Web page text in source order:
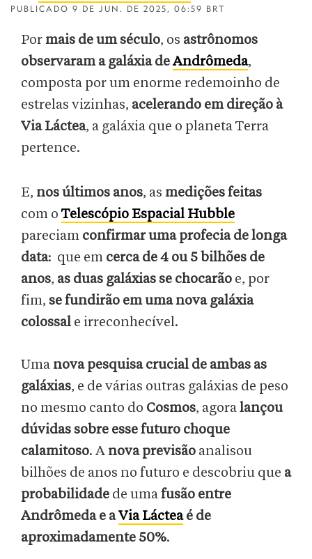
PUBLICADO 9 DE JUN. DE 2025, 06:59 BRT
Por mais de um século, os astrônomos
observaram a galáxia deAndrômeda,
composta por um enorme redemoinho de
estrelas vizinhas, acelerando em direção à
Via Láctea, a galáxia que o planeta Terra
pertence.
E, nos últimos anos, as medições feitas
com o Telescópio Espacial Hubble
pareciam confirmar uma profecia de longa
data: que em cerca de 4 ou 5 bilhões de
anos, as duas galáxias se chocarão e, por
fim, se fundirão em uma nova galáxia
colossal e irreconhecível.
Uma nova pesquisa crucial de ambas as
galáxias, e de várias outras galáxias de peso
no mesmo canto do Cosmos, agoralançou
dúvidas sobre esse futuro choque
calamitoso. A nova previsão analisou
bilhões de anos no futuro e descobriu que a
probabilidade de umafusão entre
Andrômeda e aVia Lácteaé de
aproximadamente 50%.